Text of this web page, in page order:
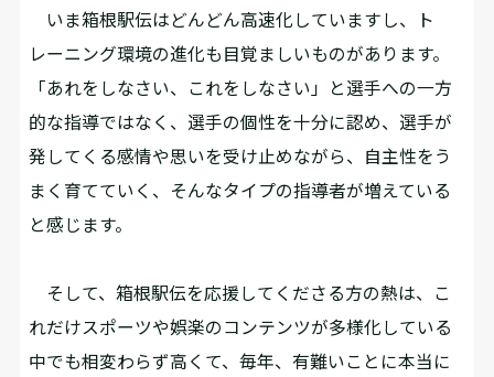
いま箱根駅伝はどんどん高速化していますし、ト
レーニング環境の進化も目覚ましいものがあります。
「あれをしなさい、これをしなさい」と選手への一方
的な指導ではなく、選手の個性を十分に認め、選手が
発してくる感情や思いを受け止めながら、自主性をう
まく育てていく、そんなタイプの指導者が増えている
と感じます。
そして、箱根駅伝を応援してくださる方の熱は、こ
れだけスポーツや娯楽のコンテンツが多様化している
中でも相変わらず高くて、毎年、有難いことに本当に